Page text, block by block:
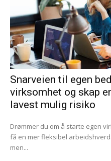
Snarveien til egen
virksomhet og skap
lavest mulig risiko
Drømmer du om å starte egen
få en mer fleksibel
men...